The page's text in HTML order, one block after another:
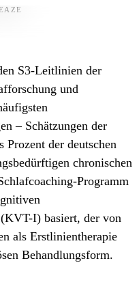
S3-Leitlinien der
und
– Schätzungen der
der deutschen
chronischen
Programm
I) basiert, der von
als Erstlinientherapie
Behandlungsform.